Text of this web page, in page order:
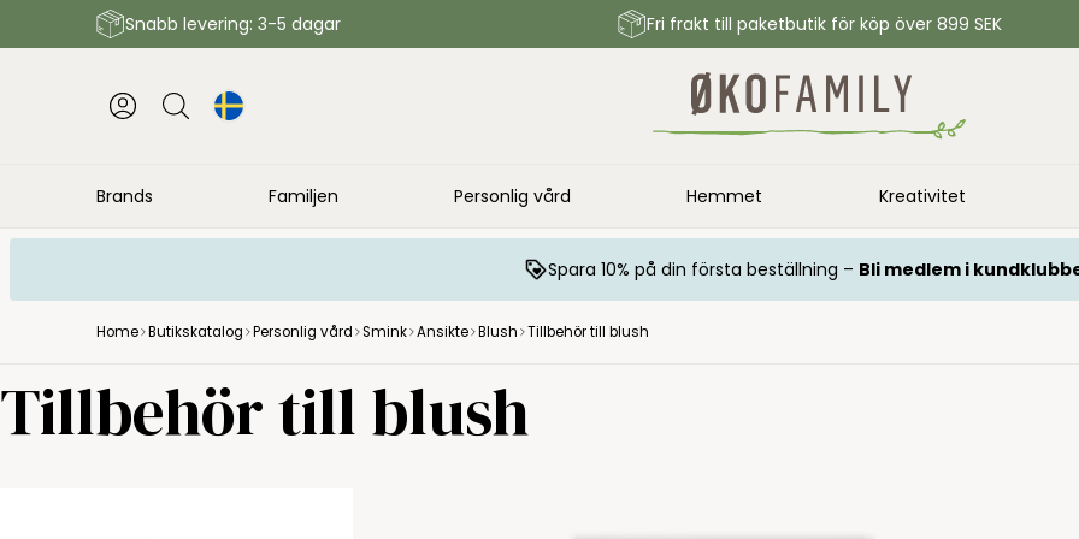
Snabb levering: 3-5 dagar Fri frakt till paketbutik för köp över 899 SEK
Brands Familjen Personlig vård Hemmet Kreativitet
Spara 10% på din första beställning – Bli medlem i
Home Butikskatalog Personlig vård Smink Ansikte Blush Tillbehör till blush
Tillbehör till blush